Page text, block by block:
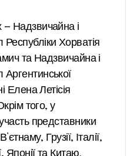
Надзвичайна і
Хорватія
та Надзвичайна і
Елена Летісія
того, у
представники
Грузії, Італії,
Японії та Китаю.